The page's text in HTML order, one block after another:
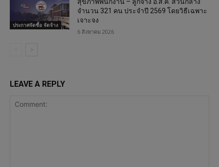
ประกาศจัดซื้อ จัดจ้าง
จำนวน 321 คน ประจำปี 2569 โดยวิธีเฉพาะ
เจาะจง
6 สิงหาคม 2026
LEAVE A REPLY